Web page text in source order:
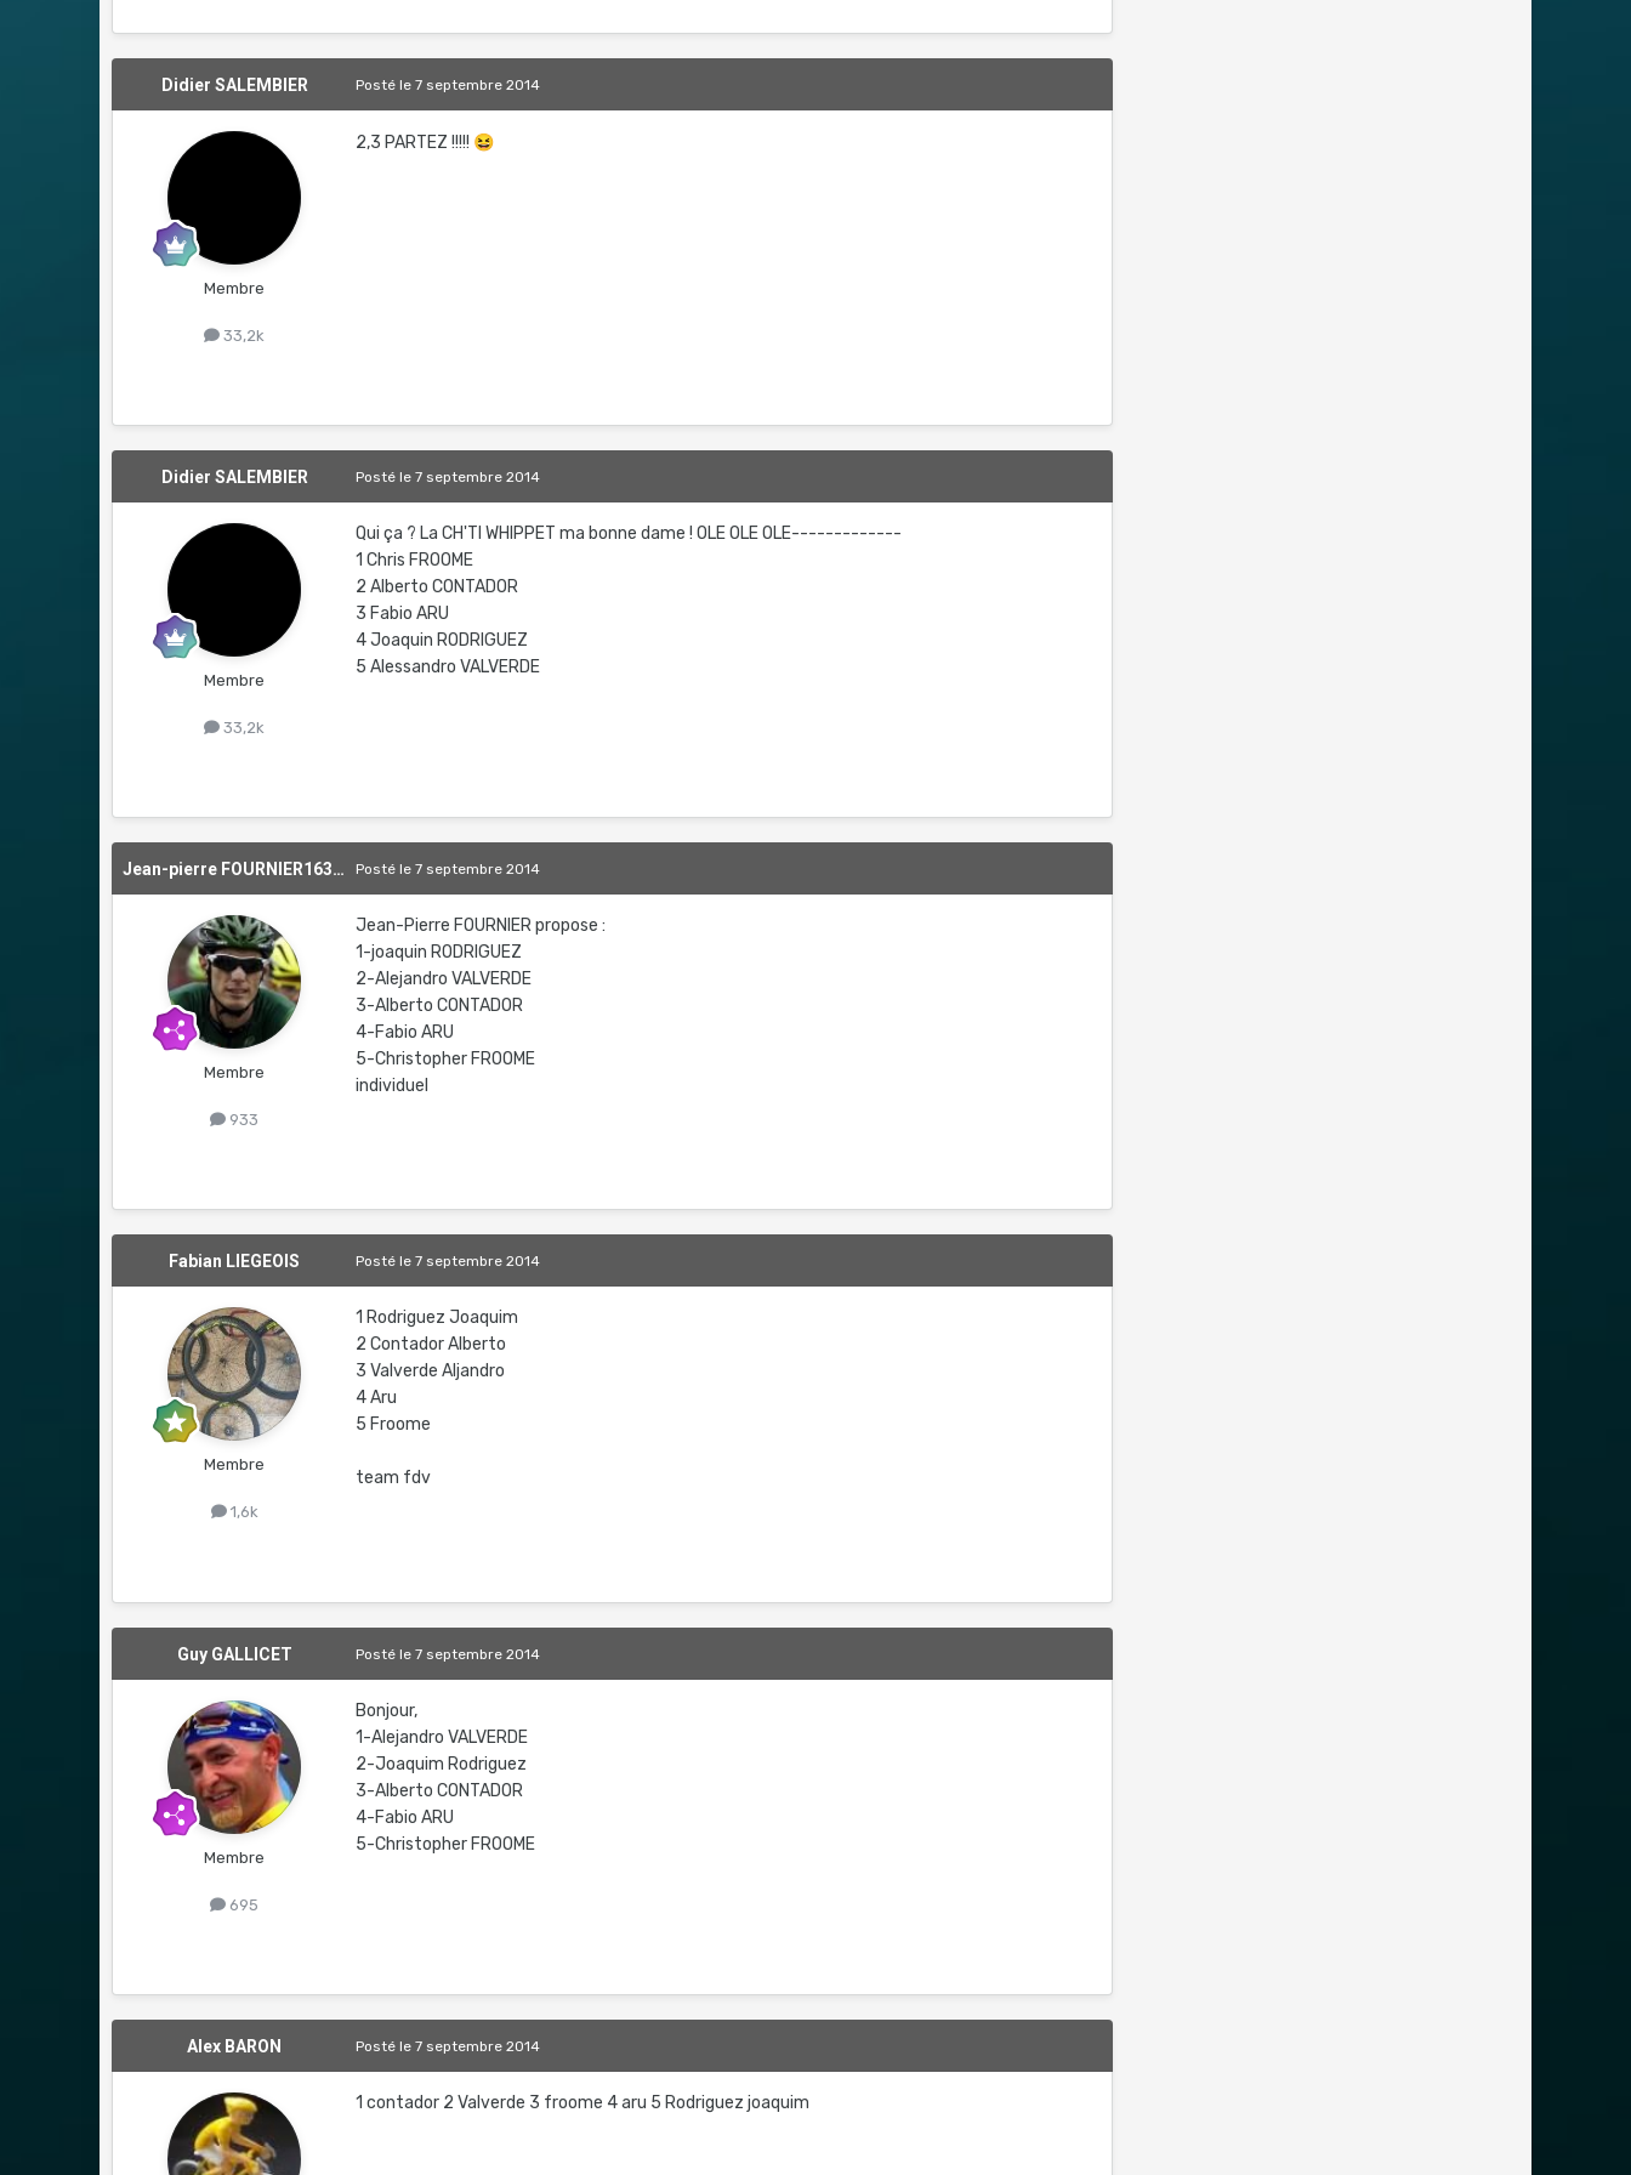
Didier SALEMBIER
Membre
33,2k
Postéle 7 septembre 2014
2,3 PARTEZ !!!!! 😆
Didier SALEMBIER
Membre
33,2k
Postéle 7 septembre 2014
Qui ça ? La CH'TI WHIPPET ma bonne dame ! OLE OLE OLE-------------
1 Chris FROOME
2 Alberto CONTADOR
3 Fabio ARU
4 Joaquin RODRIGUEZ
5 Alessandro VALVERDE
Jean-pierre FOURNIER1639476465
Membre
933
Postéle 7 septembre 2014
Jean-Pierre FOURNIER propose :
1-joaquin RODRIGUEZ
2-Alejandro VALVERDE
3-Alberto CONTADOR
4-Fabio ARU
5-Christopher FROOME
individuel
Fabian LIEGEOIS
Membre
1,6k
Postéle 7 septembre 2014
1 Rodriguez Joaquim
2 Contador Alberto
3 Valverde Aljandro
4 Aru
5 Froome
team fdv
Guy GALLICET
Membre
695
Postéle 7 septembre 2014
Bonjour,
1-Alejandro VALVERDE
2-Joaquim Rodriguez
3-Alberto CONTADOR
4-Fabio ARU
5-Christopher FROOME
Alex BARON Postéle 7 septembre 2014
1 contador 2 Valverde 3 froome 4 aru 5 Rodriguez joaquim